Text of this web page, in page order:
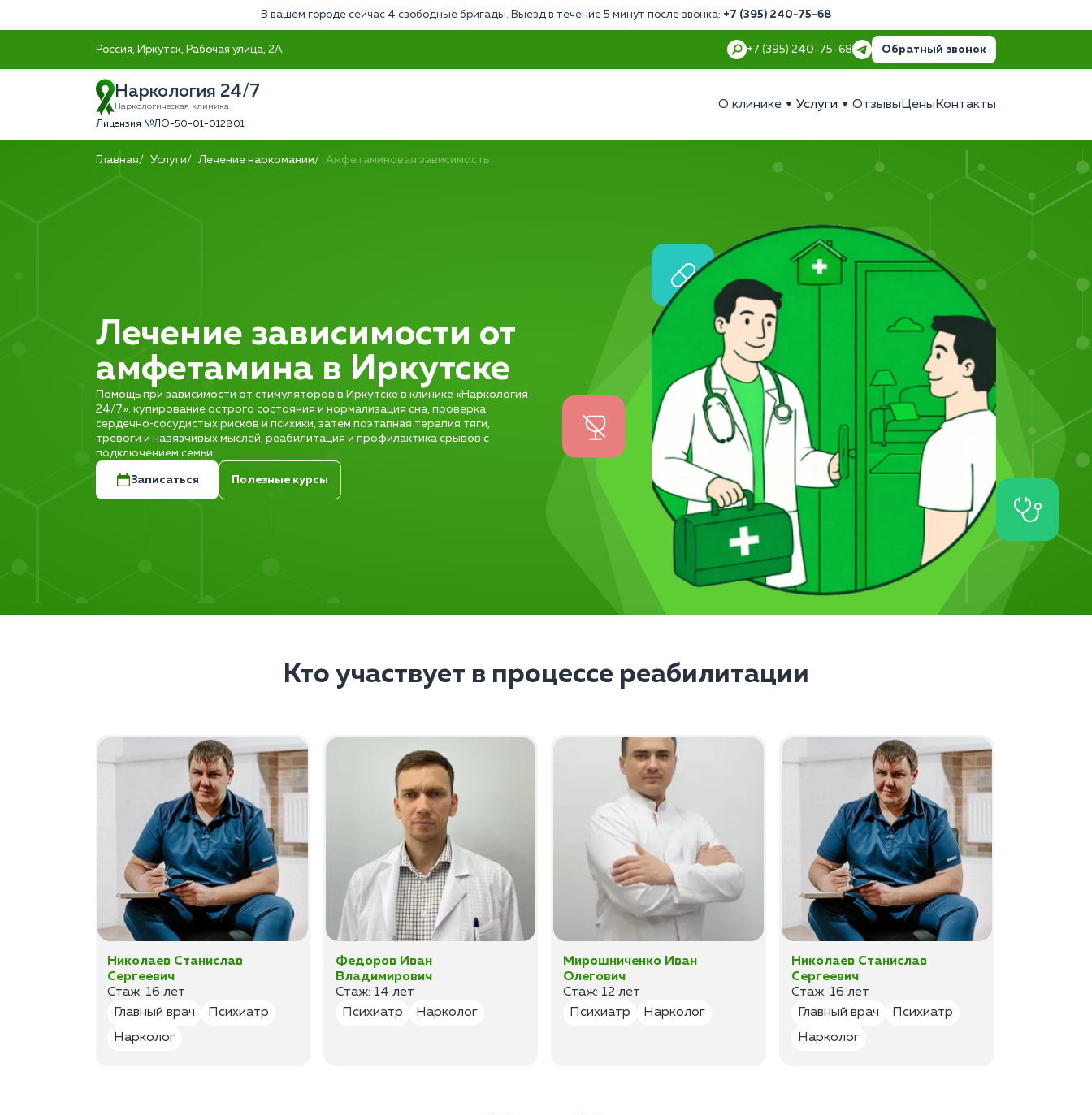
В вашем городе сейчас 4 свободные бригады. Выезд в течение 5 минут после звонка: +7 (395) 240-75-68
Россия, Иркутск, Рабочая улица, 2А +7 (395) 240-75-68 Обратный звонок
Наркология 24/7
Наркологическая клиника
Лицензия №ЛО-50-01-012801
О клинике Услуги Отзывы Цены Контакты
Главная Услуги Лечение наркомании Амфетаминовая зависимость
Лечение зависимости от
амфетамина в Иркутске
Помощь при зависимости от стимуляторов в Иркутске в клинике «Наркология
24/7»: купирование острого состояния и нормализация сна, проверка
сердечно‑сосудистых рисков и психики, затем поэтапная терапия тяги,
тревоги и навязчивых мыслей, реабилитация и профилактика срывов с
подключением семьи.
Записаться Полезные курсы
Кто участвует в процессе реабилитации
Николаев Станислав
Сергеевич
Стаж: 16 лет
Главный врач
Психиатр
Нарколог
Федоров Иван
Владимирович
Стаж: 14 лет
Психиатр
Нарколог
Мирошниченко Иван
Олегович
Стаж: 12 лет
Психиатр
Нарколог
Николаев Станислав
Сергеевич
Стаж: 16 лет
Главный врач
Психиатр
Нарколог